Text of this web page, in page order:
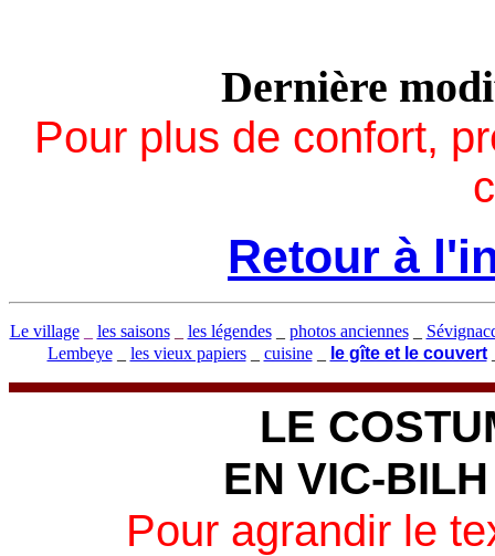
Dernière
Pour plus de confort,
Retour à
Le village_ les saisons_ les légendes_ photos anciennes_
Lembeye_ les vieux papiers_ cuisine_ le gîte et le couvert
LE
EN VIC-
Pour agrandir le